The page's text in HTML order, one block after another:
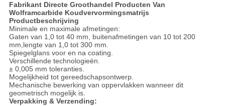
Fabrikant Directe Groothandel Producten Van
Wolframcarbide Koudvervormingsmatrijs
Productbeschrijving
Minimale en maximale afmetingen:
Gaten van 1,0 tot 40 mm, buitenafmetingen van 10 tot 200
mm,lengte van 1,0 tot 300 mm.
Spiegelglans voor en na coating.
Verschillende technologieën.
± 0,005 mm toleranties.
Mogelijkheid tot gereedschapsontwerp.
Mechanische bewerking van oppervlakken wanneer dit
geometrisch mogelijk is.
Verpakking & Verzending: